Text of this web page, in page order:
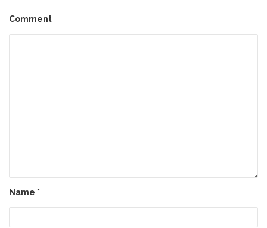
Comment
Name *